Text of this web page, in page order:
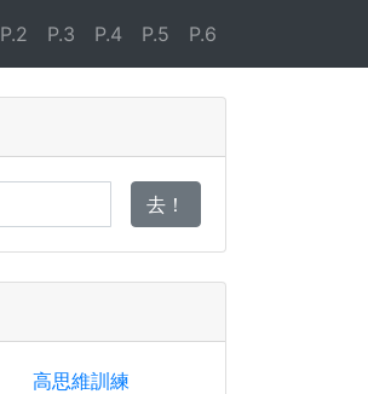
P.2 P.3 P.4 P.5 P.6
去！
高思維訓練